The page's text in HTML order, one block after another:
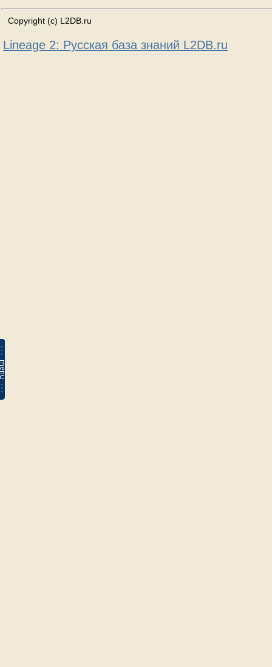
Copyright (c) L2DB.ru
Lineage 2: Русская база знаний L2DB.ru